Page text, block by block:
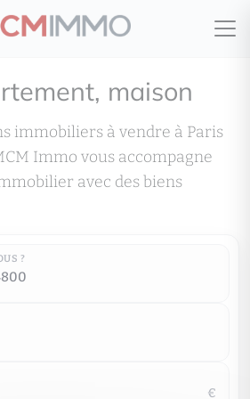
maison
immobiliers à vendre à Paris
Immo vous accompagne
avec des biens
?
?
?
€